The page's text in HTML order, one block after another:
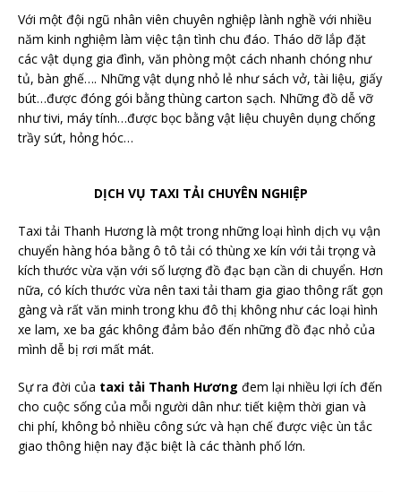
Với một đội ngũ nhân viên chuyên nghiệp lành nghề với nhiều
năm kinh nghiệm làm việc tận tình chu đáo. Tháo dỡ lắp đặt
các vật dụng gia đình, văn phòng một cách nhanh chóng như
tủ, bàn ghế…. Những vật dụng nhỏ lẻ như sách vở, tài liệu, giấy
bút…được đóng gói bằng thùng carton sạch. Những đồ dễ vỡ
như tivi, máy tính…được bọc bằng vật liệu chuyên dụng chống
trầy sứt, hỏng hóc…
DỊCH VỤ TAXI TẢI CHUYÊN NGHIỆP
Taxi tải Thanh Hương là một trong những loại hình dịch vụ vận
chuyển hàng hóa bằng ô tô tải có thùng xe kín với tải trọng và
kích thước vừa vặn với số lượng đồ đạc bạn cần di chuyển. Hơn
nữa, có kích thước vừa nên taxi tải tham gia giao thông rất gọn
gàng và rất văn minh trong khu đô thị không như các loại hình
xe lam, xe ba gác không đảm bảo đến những đồ đạc nhỏ của
mình dễ bị rơi mất mát.
Sự ra đời của taxi tải Thanh Hương đem lại nhiều lợi ích đến
cho cuộc sống của mỗi người dân như: tiết kiệm thời gian và
chi phí, không bỏ nhiều công sức và hạn chế được việc ùn tắc
giao thông hiện nay đặc biệt là các thành phố lớn.